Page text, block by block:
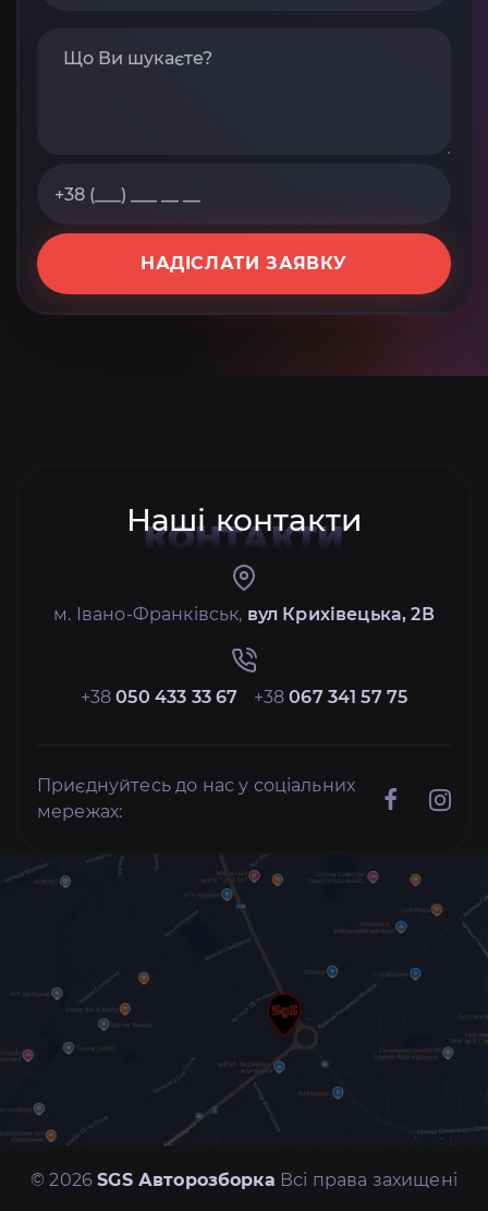
НАДІСЛАТИ ЗАЯВКУ
Наші контакти
КОНТАКТИ
м. Івано-Франківськ, вул Крихівецька, 2В
+38050 433 33 67 +38067 341 57 75
Приєднуйтесь до нас у соціальних
мережах:
© 2026SGS Авторозборка Всі права захищені